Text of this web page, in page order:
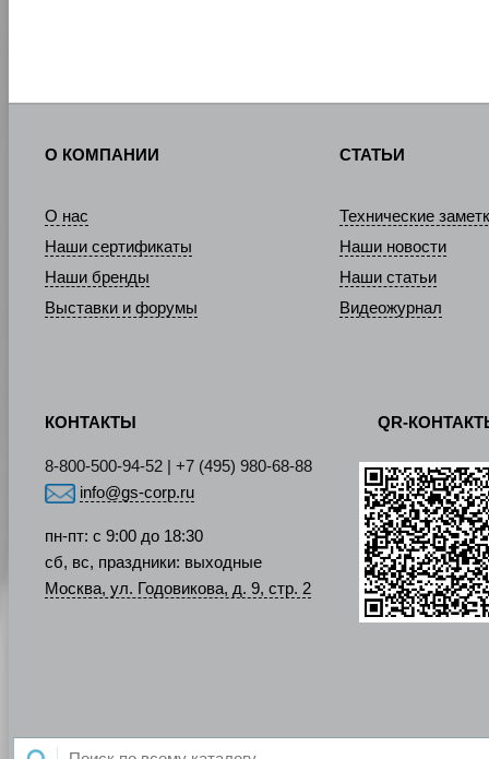
О КОМПАНИИ
О нас
Наши сертификаты
Наши бренды
Выставки и форумы
СТАТЬИ
Технические
Наши новости
Наши статьи
Видеожурнал
КОНТАКТЫ
8-800-500-94-52 | +7 (495) 980-68-88
info@gs-corp.ru
пн-пт: с 9:00 до 18:30
сб, вс, праздники: выходные
Москва, ул. Годовикова, д. 9, стр. 2
QR-